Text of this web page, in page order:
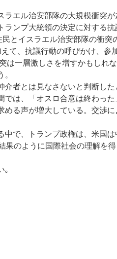
エル治安部隊の大規模衝突が
ンプ大統領の決定に対する抗
とイスラエル治安部隊の衝突
て、抗議行動の呼びかけ、参
は一層激しさを増すかもしれ
者とは見なさないと判断した
は、「オスロ合意は終わっ
る声が増大している。交渉
で、トランプ政権は、米国
のように国際社会の理解を得
｡